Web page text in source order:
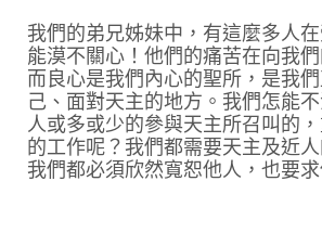
我們的弟兄姊妹中，有這麼多人
能漠不關心！他們的痛苦在向我
而良心是我們內心的聖所，是我
己、面對天主的地方。我們怎能
人或多或少的參與天主所召叫的
的工作呢？我們都需要天主及近
我們都必須欣然寬恕他人，也要